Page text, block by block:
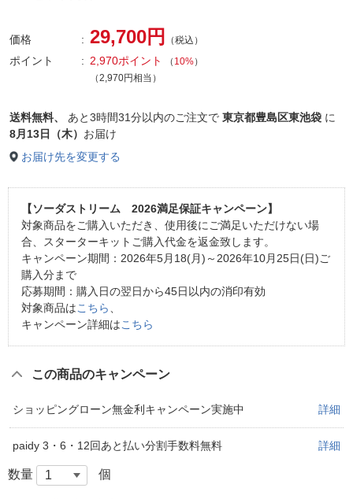
価格 29,700円 （税込）
ポイント 2,970ポイント （ 10%）
（2,970円相当）
送料無料、 あと3時間31分以内のご注文で 東京都豊島区東池袋 に
8月13日（木） お届け
お届け先を変更する
【ソーダストリーム 2026満足保証キャンペーン】
対象商品をご購入いただき、使用後にご満足いただけない場
合、スターターキットご購入代金を返金致します。
キャンペーン期間：2026年5月18(月)～2026年10月25日(日)ご
購入分まで
応募期間：購入日の翌日から45日以内の消印有効
対象商品はこちら
キャンペーン詳細はこちら
この商品のキャンペーン
ショッピングローン無金利キャンペーン実施中 詳細
paidy 3・6・12回あと払い分割手数料無料 詳細
数量 個